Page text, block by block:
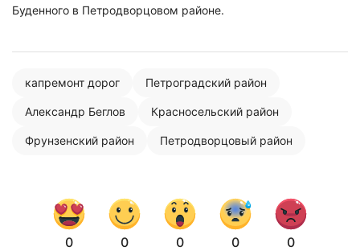
Буденного в Петродворцовом районе.
капремонт дорог Петроградский район
Александр Беглов Красносельский район
Фрунзенский район Петродворцовый район
0 0 0 0 0